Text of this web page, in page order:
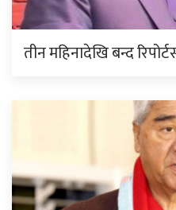
तीन महिनादेखि बन्द